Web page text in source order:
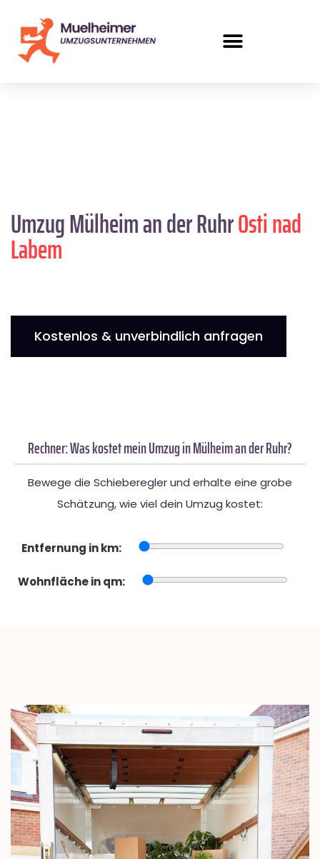
Umzug Mülheim an der RuhrOsti nad
Labem
Kostenlos & unverbindlich anfragen
Rechner: Was kostet mein Umzug in Mülheim an der Ruhr?
Bewege die Schieberegler und erhalte eine grobe
Schätzung, wie viel dein Umzug kostet:
Entfernung in km:
Wohnfläche in qm: